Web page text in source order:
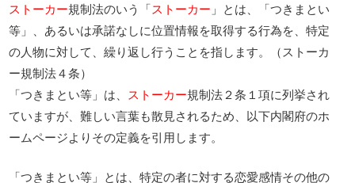
ストーカー規制法のいう「ストーカー 」とは、「つきまとい
等」、あるいは承諾なしに位置情報を取得する行為を、特定
の人物に対して、繰り返し行うことを指します。（ストーカ
ー規制法４条）
「つきまとい等」は、 ストーカー規制法２条１項に列挙され
ていますが、難しい言葉も散見されるため、以下内閣府のホ
ームページよりその定義を引用します。
「つきまとい等」とは、特定の者に対する恋愛感情その他の